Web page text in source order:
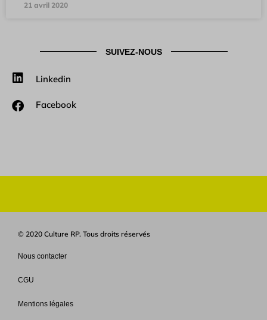
21 avril 2020
SUIVEZ-NOUS
Linkedin
Facebook
© 2020 Culture RP. Tous droits réservés
Nous contacter
CGU
Mentions légales